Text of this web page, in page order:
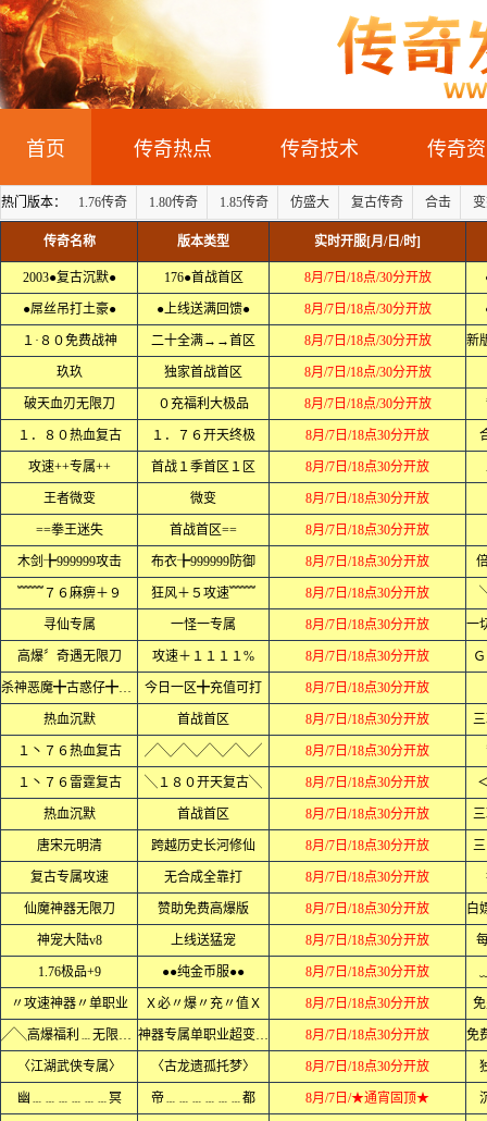
首页 传奇热点 传奇技术 传奇
热门版本： 1.76传奇 1.80传奇 1.85传奇 仿盛大 复古传奇 合击
传奇名称 版本类型 实时开服[月/日/时]
2003●复古沉默● 176●首战首区 8月/7日/18点/30分开放
●屌丝吊打土豪● ●上线送满回馈● 8月/7日/18点/30分开放
１·８０免费战神 二十全满→→首区 8月/7日/18点/30分开放
玖玖 独家首战首区 8月/7日/18点/30分开放
破天血刃无限刀 ０充福利大极品 8月/7日/18点/30分开放
１．８０热血复古 １．７６开天终极 8月/7日/18点30分开放
攻速++专属++ 首战１季首区１区 8月/7日/18点30分开放
王者微变 微变 8月/7日/18点30分开放
==拳王迷失 首战首区== 8月/7日/18点30分开放
木剑╊999999攻击 布衣╊999999防御 8月/7日/18点30分开放
﹌﹌７６麻痹＋９ 狂风＋５攻速﹌﹌ 8月/7日/18点30分开放
寻仙专属 一怪一专属 8月/7日/18点30分开放
高爆〞奇遇无限刀 攻速＋１１１１% 8月/7日/18点30分开放
杀神恶魔╋古惑仔╋０充通关ＸＸ 今日一区╋充值可打 8月/7日/18点30分开放
热血沉默 首战首区 8月/7日/18点30分开放
１丶７６热血复古 ╱╲╱╲╱╲╱╲╱ 8月/7日/18点30分开放
１丶７６雷霆复古 ╲１８０开天复古╲ 8月/7日/18点30分开放
热血沉默 首战首区 8月/7日/18点30分开放
唐宋元明清 跨越历史长河修仙 8月/7日/18点30分开放
复古专属攻速 无合成全靠打 8月/7日/18点30分开放
仙魔神器无限刀 赞助免费高爆版 8月/7日/18点30分开放
神宠大陆v8 上线送猛宠 8月/7日/18点30分开放
1.76极品+9 ●●纯金币服●● 8月/7日/18点30分开放
〃攻速神器〃单职业 Ｘ必〃爆〃充〃值Ｘ 8月/7日/18点30分开放
╱╲高爆福利﹍无限刀╱╲ 神器专属单职业超变中变迷失 8月/7日/18点30分开放
〈江湖武侠专属〉 〈古龙遗孤托梦〉 8月/7日/18点30分开放
幽﹍﹍﹍﹍﹍﹍冥 帝﹍﹍﹍﹍﹍﹍都 8月/7日/★通宵固顶★